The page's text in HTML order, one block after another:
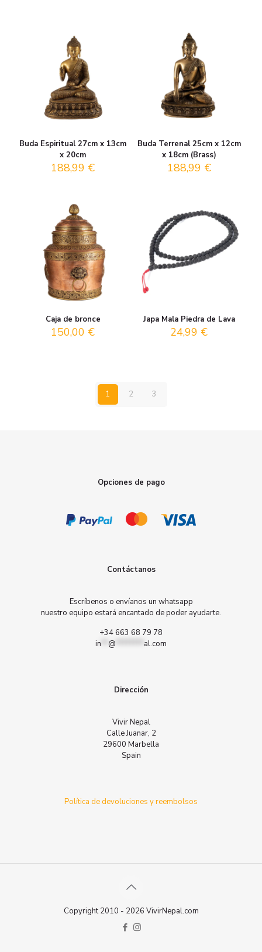
Buda Espiritual 27cm x 13cm
x 20cm
188,99 €
Buda Terrenal 25cm x 12cm
x 18cm (Brass)
188,99 €
Caja de bronce
150,00 €
Japa Mala Piedra de Lava
24,99 €
1 2 3
Opciones de pago
Contáctanos
Escríbenos o envíanos un whatsapp
nuestro equipo estará encantado de poder ayudarte.
+34 663 68 79 78
in
@ al.com
Dirección
Vivir Nepal
Calle Juanar, 2
29600 Marbella
Spain
Política de devoluciones y reembolsos
Copyright 2010 - 2026 VivirNepal.com